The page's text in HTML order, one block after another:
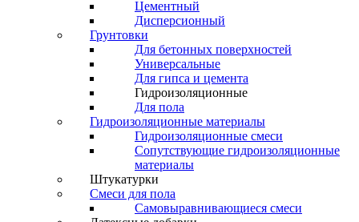
Цементный
Дисперсионный
Грунтовки
Для бетонных поверхностей
Универсальные
Для гипса и цемента
Гидроизоляционные
Для пола
Гидроизоляционные материалы
Гидроизоляционные смеси
Сопутствующие гидроизоляционные
материалы
Штукатурки
Смеси для пола
Самовыравнивающиеся смеси